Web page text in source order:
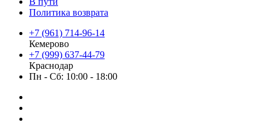
Политика возврата
+7 (961) 714-96-14
Кемерово
+7 (999) 637-44-79
Краснодар
Пн - Сб: 10:00 - 18:00